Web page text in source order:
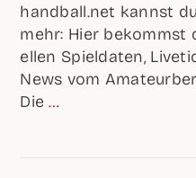
handball.net kannst
mehr: Hier
el­len Spiel­da­ten,
News vom
Die …